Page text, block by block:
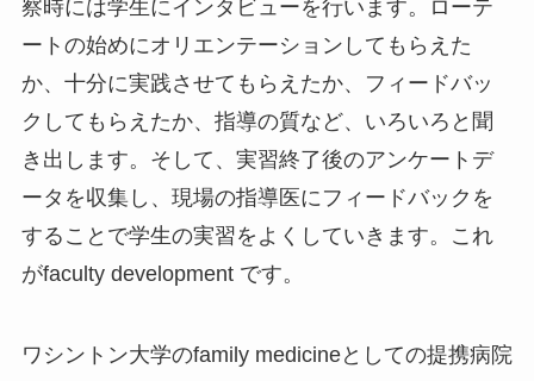
察時には学生にインタビューを行います。ローテ
ートの始めにオリエンテーションしてもらえた
か、十分に実践させてもらえたか、フィードバッ
クしてもらえたか、指導の質など、いろいろと聞
き出します。そして、実習終了後のアンケートデ
ータを収集し、現場の指導医にフィードバックを
することで学生の実習をよくしていきます。これ
がfaculty development です。
ワシントン大学のfamily medicineとしての提携病院